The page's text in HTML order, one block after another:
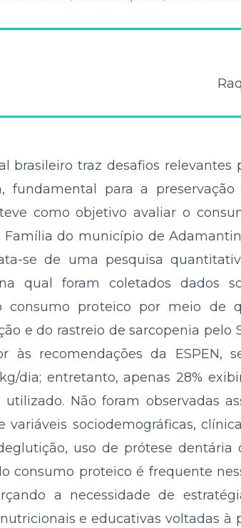
brasileiro traz desafios relevantes
fundamental para a
como objetivo avaliar o
do município de
se de uma pesquisa
qual foram coletados dados
consumo proteico por meio de
e do rastreio de sarcopenia pelo
às recomendações da ESPEN,
dia; entretanto, apenas 28%
Não foram observadas
sociodemográficas,
uso de prótese dentária
consumo proteico é frequente
a necessidade de
e educativas voltadas